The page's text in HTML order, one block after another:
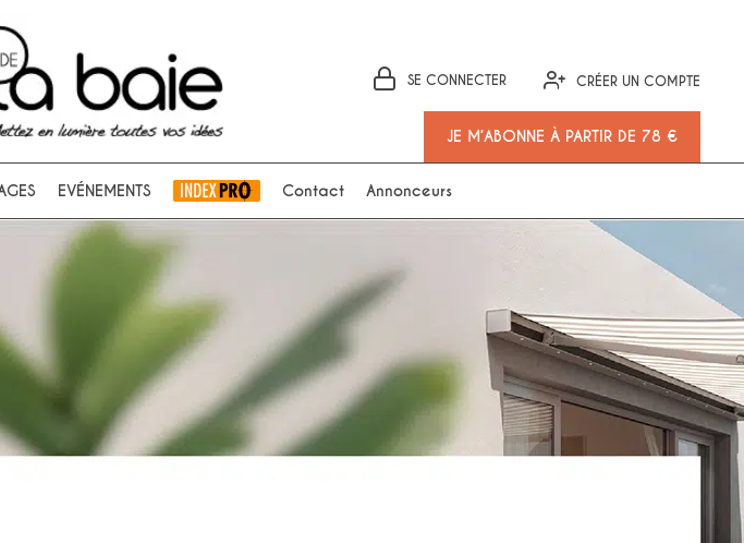
SE CONNECTER CRÉER UN COMPTE
JE M’ABONNE À PARTIR DE 78 €
EVÉNEMENTS Contact Annonceurs